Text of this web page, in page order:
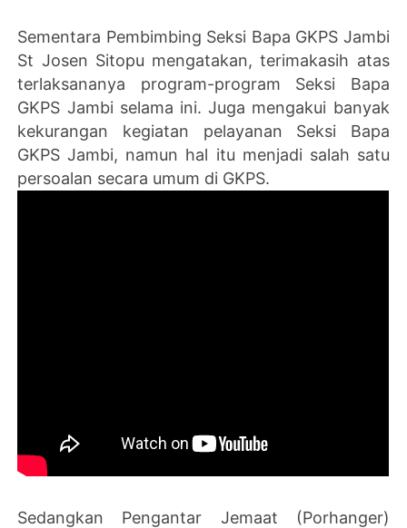
Sementara Pembimbing Seksi Bapa GKPS Jambi
St Josen Sitopu mengatakan, terimakasih atas
terlaksananya program-program Seksi Bapa
GKPS Jambi selama ini. Juga mengakui banyak
kekurangan kegiatan pelayanan Seksi Bapa
GKPS Jambi, namun hal itu menjadi salah satu
persoalan secara umum di GKPS.
Sedangkan Pengantar Jemaat (Porhanger)